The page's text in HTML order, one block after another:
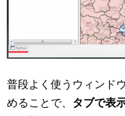
普段よく使うウィンド
めることで、 タブで表